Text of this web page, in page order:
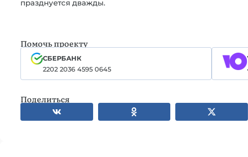
празднуется дважды.
Помочь проекту
СБЕРБАНК
2202 2036 4595 0645
Поделиться